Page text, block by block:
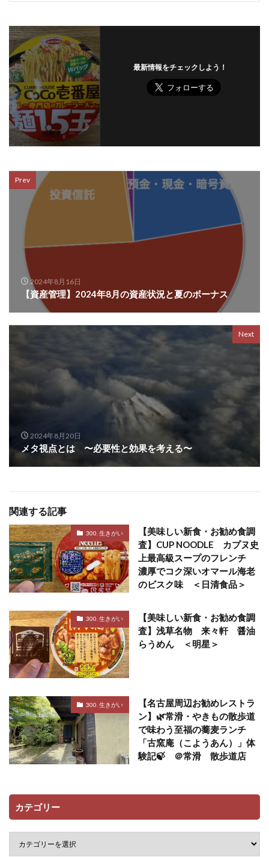
最新情報をチェックしよう！
Prev
2024年8月16日
【資産管理】2024年8月の資産状況と夏のボーナス
Next
2024年8月20日
メタ視点とは 〜必要性と効果を考える〜
関連する記事
300. 生きがい
【美味しい新食・お勧め食調
査】CUP NOODLE カプヌ史
上最高級スープのフレンチ
濃厚でコク深いオマール海老
のビスク味 ＜日清食品＞
300. 生きがい
【美味しい新食・お勧め食調
査】浅草名物 来々軒 醤油
らうめん ＜明星＞
300. 生きがい
【名古屋周辺お勧めレストラ
ン】🌿常滑・やきもの散歩道
で味わう至福の蕎麦ランチ
「古窯庵（こようあん）」体
験記🍃 ＠常滑 散歩道店
カテゴリー